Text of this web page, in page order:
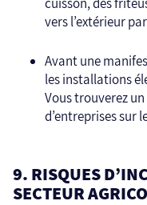
vers l’extérieur
Avant une
les installations
Vous trouverez
d’entreprises sur
9. RISQUES
SECTEUR